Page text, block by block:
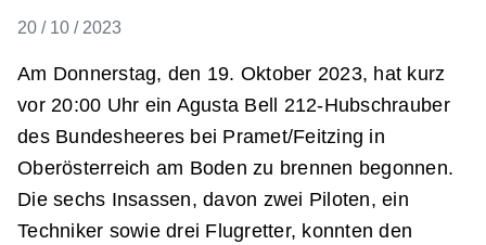
20 / 10 / 2023
Am Donnerstag, den 19. Oktober 2023, hat kurz
vor 20:00 Uhr ein Agusta Bell 212-Hubschrauber
des Bundesheeres bei Pramet/Feitzing in
Oberösterreich am Boden zu brennen begonnen.
Die sechs Insassen, davon zwei Piloten, ein
Techniker sowie drei Flugretter, konnten den